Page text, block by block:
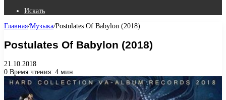
Искать
Главная/Музыка/Postulates Of Babylon (2018)
Postulates Of Babylon (2018)
21.10.2018
0 Время чтения: 4 мин.